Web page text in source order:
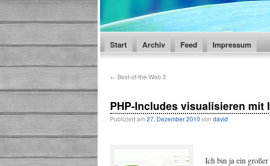
Start Archiv Feed Impressum
← Best-of-the-Web 3
PHP-Includes visualisieren mit
Publiziert am 27. Dezember 2010 von david
Ich bin ja ein großer